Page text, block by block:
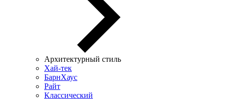
Архитектурный стиль
Хай-тек
БарнХаус
Райт
Классический